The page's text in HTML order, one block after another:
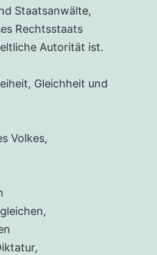
Staatsanwälte,
Rechtsstaats
Autorität ist.
Gleichheit und
Volkes,